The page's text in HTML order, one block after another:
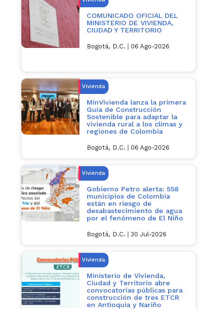
COMUNICADO OFICIAL DEL
MINISTERIO DE VIVIENDA,
CIUDAD Y TERRITORIO
Bogotá, D.C. 06 Ago-2026
Vivienda
MinVivienda lanza la primera
Guía de Construcción
Sostenible para adaptar la
vivienda rural a los climas y
regiones de Colombia
Bogotá, D.C. 06 Ago-2026
Vivienda
Gobierno Petro alerta: 558
municipios de Colombia
están en riesgo de
desabastecimiento de agua
por el fenómeno de El Niño
Bogotá, D.C. 30 Jul-2026
Vivienda
Ministerio de Vivienda,
Ciudad y Territorio abre
convocatorias públicas para
construcción de tres ETCR
en Antioquia y Nariño